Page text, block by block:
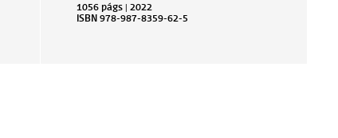
1056 págs | 2022
ISBN 978-987-8359-62-5